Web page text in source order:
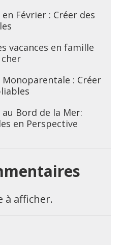
Février : Créer des
vacances en famille
Monoparentale : Créer
Bord de la Mer:
en Perspective
à afficher.